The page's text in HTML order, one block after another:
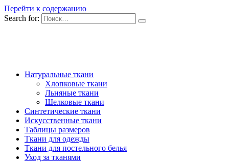
Перейти к содержанию
Search for:
Натуральные ткани
Хлопковые ткани
Льняные ткани
Шелковые ткани
Синтетические ткани
Искусственные ткани
Таблицы размеров
Ткани для одежды
Ткани для постельного белья
Уход за тканями